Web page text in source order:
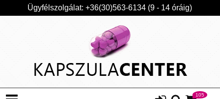
Ügyfélszolgálat: +36(30)563-6134 (9 - 14 óráig)
105